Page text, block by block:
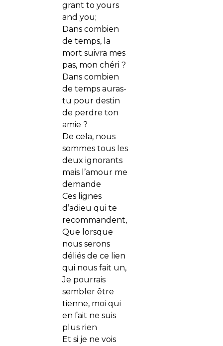
grant to yours
and you;
Dans combien
de temps, la
mort suivra mes
pas, mon chéri ?
Dans combien
de temps auras-
tu pour destin
de perdre ton
amie ?
De cela, nous
sommes tous les
deux ignorants
mais l’amour me
demande
Ces lignes
d’adieu qui te
recommandent,
Que lorsque
nous serons
déliés de ce lien
qui nous fait un,
Je pourrais
sembler être
tienne, moi qui
en fait ne suis
plus rien
Et si je ne vois